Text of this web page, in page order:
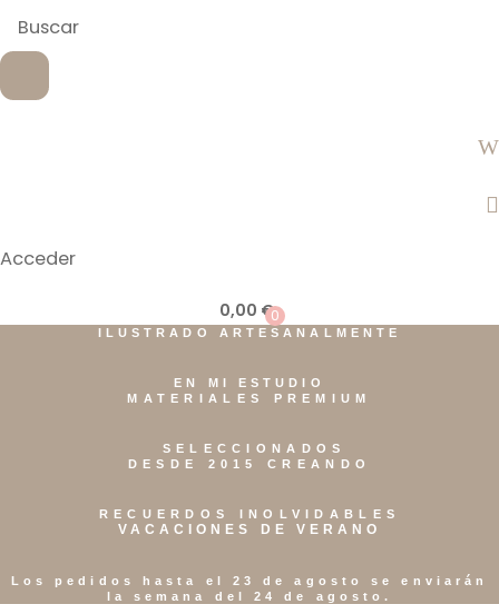
Acceder
0,00 €0
ILUSTRADO ARTESANALMENTE
EN MI ESTUDIO
MATERIALES PREMIUM
SELECCIONADOS
DESDE 2015 CREANDO
RECUERDOS INOLVIDABLES
VACACIONES DE VERANO
Los pedidos hasta el 23 de agosto se enviarán
la semana del 24 de agosto.